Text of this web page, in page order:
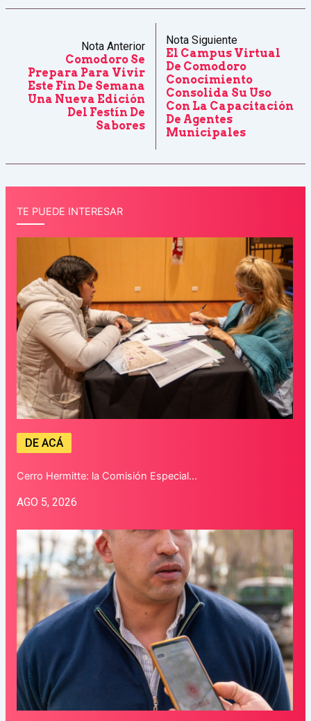
Nota Anterior
Comodoro Se
Prepara Para Vivir
Este Fin De Semana
Una Nueva Edición
Del Festín De
Sabores
Nota Siguiente
El Campus Virtual
De Comodoro
Conocimiento
Consolida Su Uso
Con La Capacitación
De Agentes
Municipales
TE PUEDE INTERESAR
DE ACÁ
Cerro Hermitte: la Comisión Especial…
AGO 5, 2026